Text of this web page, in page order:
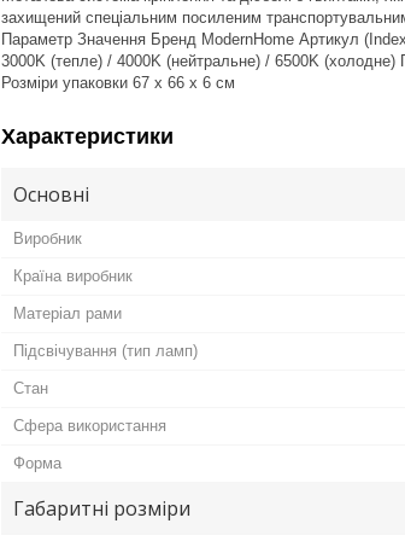
захищений спеціальним посиленим
Параметр Значення Бренд ModernHome Артикул
3000K (тепле) / 4000K (нейтральне) / 6500K
Розміри упаковки 67 x 66 x 6 см
Характеристики
Основні
Виробник
Країна виробник
Матеріал рами
Підсвічування (тип ламп)
Стан
Сфера використання
Форма
Габаритні розміри